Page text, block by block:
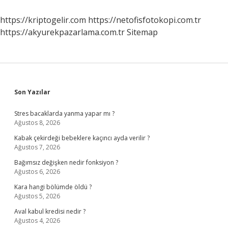
https://kriptogelir.com https://netofisfotokopi.com.tr
https://akyurekpazarlama.com.trSitemap
Sidebar
Son Yazılar
Stres bacaklarda yanma yapar mı ?
Ağustos 8, 2026
Kabak çekirdeği bebeklere kaçıncı ayda verilir ?
Ağustos 7, 2026
Bağımsız değişken nedir fonksiyon ?
Ağustos 6, 2026
Kara hangi bölümde öldü ?
Ağustos 5, 2026
Aval kabul kredisi nedir ?
Ağustos 4, 2026